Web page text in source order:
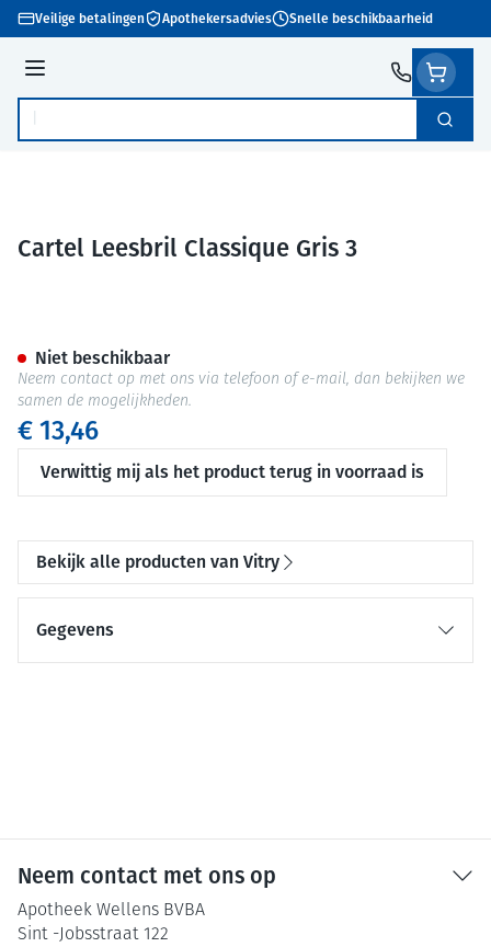
Ga naar de inhoud
Veilige betalingen Apothekersadvies Snelle beschikbaarheid
Menu
Product, merk, categorie... Zoek
Cartel Leesbril Classique Gris 3
€ 13,46
Verwittig mij als het product terug in voorraad is
Niet beschikbaar
Neem contact op met ons via telefoon of e-mail, dan bekijken we
samen de mogelijkheden.
Bekijk alle producten van Vitry
Gegevens
Neem contact met ons op
Apotheek Wellens BVBA
Sint -Jobsstraat 122